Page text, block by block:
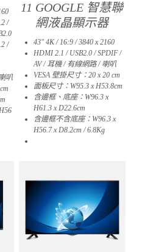
/
/
叭
11 GOOGLE 智慧聯
網液晶顯示器
43″ 4K / 16:9 / 3840 x 2160
HDMI 2.1 / USB2.0 / SPDIF /
AV / 耳機 / 有線網路 / 喇叭
VESA 壁掛尺寸：20 x 20 cm
面板尺寸：W95.3 x H53.8cm
含邊框、底座：W96.3 x
H61.3 x D22.6cm
含邊框不含底座：W96.3 x
H56.7 x D8.2cm / 6.8Kg